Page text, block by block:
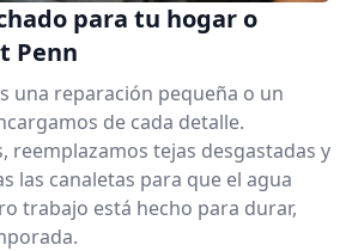
para tu hogar o
Penn
una reparación pequeña o un
de cada detalle.
reemplazamos tejas desgastadas y
las canaletas para que el agua
trabajo está hecho para durar,